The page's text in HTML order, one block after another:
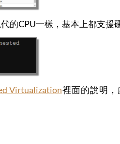
的CPU一樣，基本上都支援
Virtualization裡面的說明